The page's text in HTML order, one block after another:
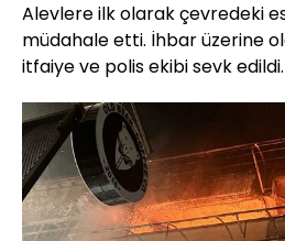
Alevlere ilk olarak çevredeki
müdahale etti. İhbar üzerine
itfaiye ve polis ekibi sevk edildi.